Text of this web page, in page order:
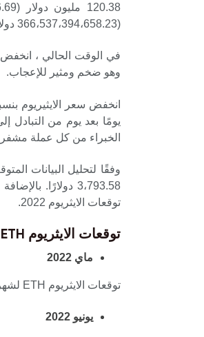
(366،537،394،658.23 دولار) ، والقيمة السوقية المخففة بالكامل هي 366.54 مليار دولار (366،537،394،658.23 دولار).
وهو ضخم ومثير للإعجاب.
يومًا بعد يوم من التبادل
الخبراء من كل عملة
توقعات الايثريوم 2022.
توقعات الايثريوم ETH شهرا بعد شهر
ماي 2022
توقعات الايثريوم ETH لشهر ماي 2022 هو 3667.58 دولارًا أمريكيًا ، بما في ذلك 3801.26 دولارًا أمريكيًا ، وسيكون الحد الأقصى للسعر 4559.86 دولارًا أمريكيًا.
يونيو 2022